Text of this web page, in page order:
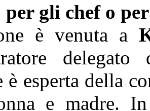
per gli chef o
è venuta a
è esperta della
e madre.